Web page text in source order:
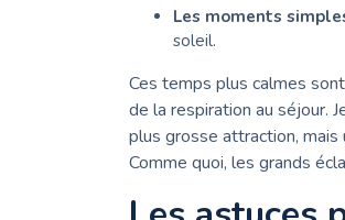
Les moments
soleil.
Ces temps plus calmes
de la respiration au séjour.
plus grosse attraction,
Comme quoi, les grands